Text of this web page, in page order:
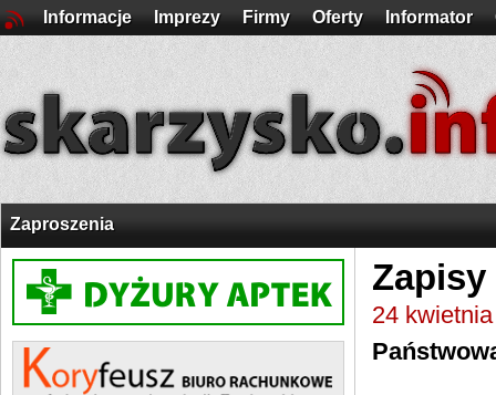
Informacje Imprezy Firmy Oferty Informator
Zaproszenia
Zapisy
24